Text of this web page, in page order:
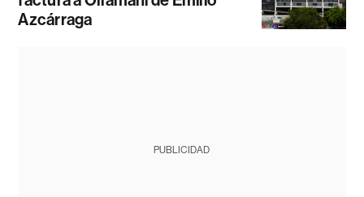
Azcárraga
PUBLICIDAD